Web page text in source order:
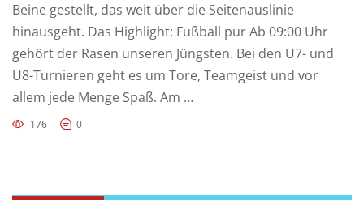
Beine gestellt, das weit über die Seitenauslinie
hinausgeht. Das Highlight: Fußball pur Ab 09:00 Uhr
gehört der Rasen unseren Jüngsten. Bei den U7- und
U8-Turnieren geht es um Tore, Teamgeist und vor
allem jede Menge Spaß. Am …
176 0